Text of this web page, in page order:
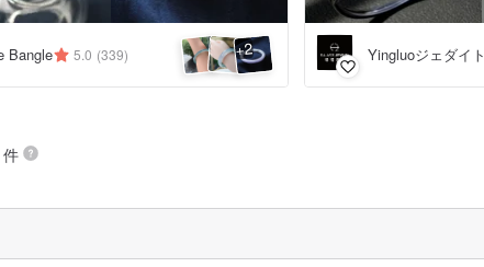
Bangle 5.0 (339) +2 Yingluoジェダイト